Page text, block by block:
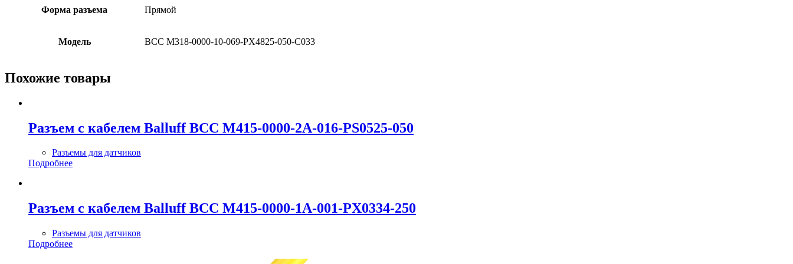
Форма разъема Прямой
Модель BCC M318-0000-10-069-PX4825-050-C033
Похожие товары
Разъем с кабелем Balluff BCC M415-0000-2A-016-PS0525-050
Разъемы для датчиков
Подробнее
Разъем с кабелем Balluff BCC M415-0000-1A-001-PX0334-250
Разъемы для датчиков
Подробнее